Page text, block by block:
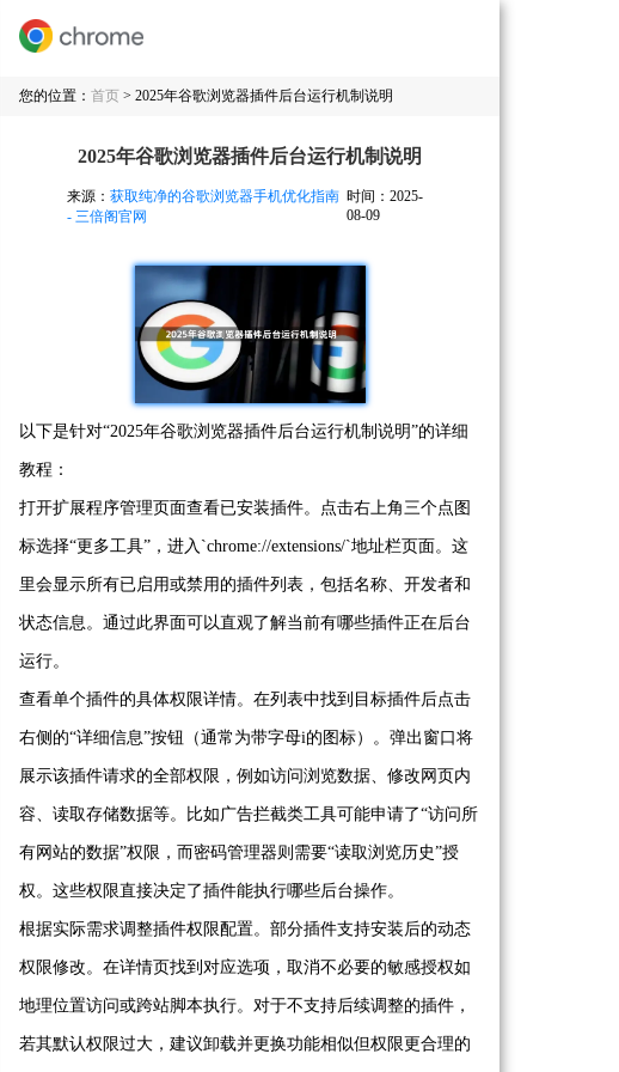
您的位置： 首页 > 2025年谷歌浏览器插件后台运行机制说明
2025年谷歌浏览器插件后台运行机制说明
来源： 获取纯净的谷歌浏览器手机优化指南
- 三倍阁官网
时间：2025-
08-09
以下是针对“2025年谷歌浏览器插件后台运行机制说明”的详细
教程：
打开扩展程序管理页面查看已安装插件。点击右上角三个点图
标选择“更多工具”，进入`chrome://extensions/`地址栏页面。这
里会显示所有已启用或禁用的插件列表，包括名称、开发者和
状态信息。通过此界面可以直观了解当前有哪些插件正在后台
运行。
查看单个插件的具体权限详情。在列表中找到目标插件后点击
右侧的“详细信息”按钮（通常为带字母i的图标）。弹出窗口将
展示该插件请求的全部权限，例如访问浏览数据、修改网页内
容、读取存储数据等。比如广告拦截类工具可能申请了“访问所
有网站的数据”权限，而密码管理器则需要“读取浏览历史”授
权。这些权限直接决定了插件能执行哪些后台操作。
根据实际需求调整插件权限配置。部分插件支持安装后的动态
权限修改。在详情页找到对应选项，取消不必要的敏感授权如
地理位置访问或跨站脚本执行。对于不支持后续调整的插件，
若其默认权限过大，建议卸载并更换功能相似但权限更合理的